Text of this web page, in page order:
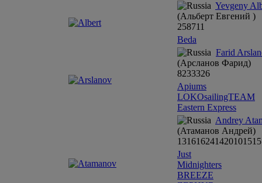
Yevgeny
(Альберт Евгений )
258711
Beda
Farid
(Арсланов Фарид)
8233326
Apiums
LOKOsailingTEAM
Eastern Express
Andrey
(Атаманов Андрей)
131616241420101515
Just
Midnighters
BREEZE